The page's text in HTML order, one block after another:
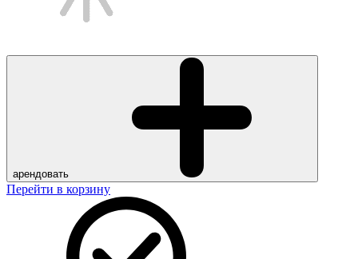
арендовать
Перейти в корзину